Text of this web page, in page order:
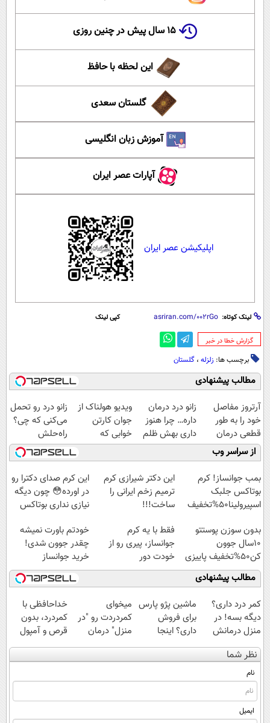
۱۵ سال پیش در چنین روزی
این لحظه با حافظ
گلستان سعدی
آموزش زبان انگلیسی
آپارات عصر ایران
اپلیکیشن عصر ایران
لینک کوتاه: کپی لینک
‌گزارش خطا در خبر
برچسب ها: زلزله ، گلستان
مطالب پیشنهادی
آرتروز مفاصل
خود را به طور
قطعی درمان
کنید!
◗پرسش‌نامه◖
زانو درد درمان
داره… چرا هنوز
داری بهش ظلم
می‌کنی؟
ویدیو هولناک از
جوان کارتن
خوابی که
میلیاردر شد.
آموزش رایگان
زانو درد رو تحمل
می‌کنی که چی؟
راه‌حلش
همین‌جاست!
از سراسر وب
بمب جوانساز! کرم
بوتاکس جلبک
اسپیرولینا50%تخفیف
این دکتر شیرازی کرم
ترمیم زخم ایرانی را
ساخت!!!
این کرم صدای دکترا رو
در اورده😳 چون دیگه
نیازی نداری بوتاکس
بدون سوزن پوستتو
10سال جوون
کن50%تخفیف پاییزی
فقط با یه کرم
جوانساز، پیری رو از
خودت دور
کن(تخفیف50%)
خودتم باورت نمیشه
چقدر جوون شدی!
خرید جوانساز
اسپیرولینا با تخفیف
ویژه
مطالب پیشنهادی
کمر درد داری؟
دیگه بسه! در
منزل درمانش
کن
(◀پرسش‌نامه)
ماشین پژو پارس
برای فروش
داری؟ اینجا
سریع بفروشش
میخوای
کمردردت رو "در
منزل" درمان
کنی؟ (◂فیلم +
خداحافظی با
کمردرد، بدون
قرص و آمپول
نظر شما
نام
ایمیل